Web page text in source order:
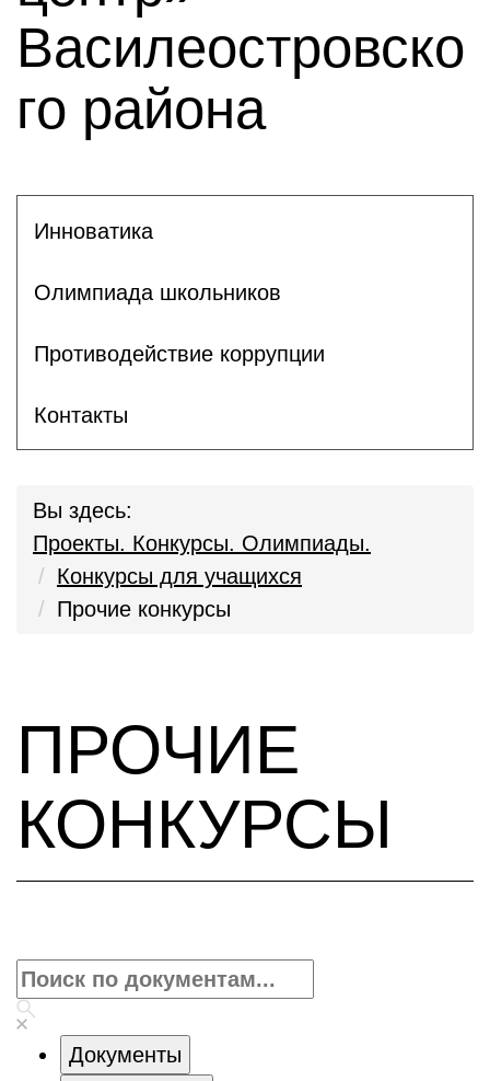
Василеостровско
го района
Инноватика
Олимпиада школьников
Противодействие коррупции
Контакты
Вы здесь:
Проекты. Конкурсы. Олимпиады.
Конкурсы для учащихся
Прочие конкурсы
ПРОЧИЕ
КОНКУРСЫ
Документы